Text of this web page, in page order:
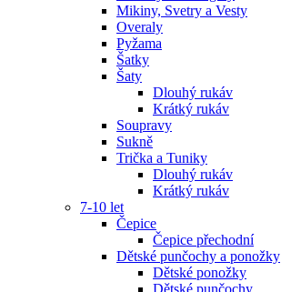
Mikiny, Svetry a Vesty
Overaly
Pyžama
Šatky
Šaty
Dlouhý rukáv
Krátký rukáv
Soupravy
Sukně
Trička a Tuniky
Dlouhý rukáv
Krátký rukáv
7-10 let
Čepice
Čepice přechodní
Dětské punčochy a ponožky
Dětské ponožky
Dětské punčochy